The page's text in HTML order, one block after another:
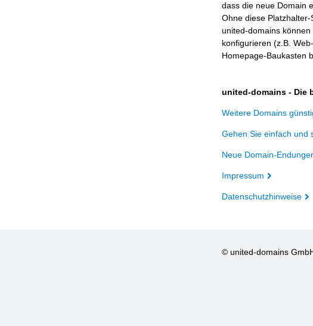
dass die neue Domain
Ohne diese
united-domains
konfigurieren (z.B.
Homepage-Baukasten
united-domains - Die
Weitere Domains
Gehen Sie einfach und
Neue Domain-
Impressum
Datenschutzhinweise
© united-domains